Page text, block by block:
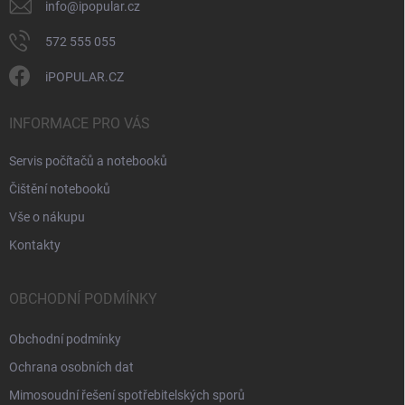
info@ipopular.cz
572 555 055
iPOPULAR.CZ
INFORMACE PRO VÁS
Servis počítačů a notebooků
Čištění notebooků
Vše o nákupu
Kontakty
OBCHODNÍ PODMÍNKY
Obchodní podmínky
Ochrana osobních dat
Mimosoudní řešení spotřebitelských sporů